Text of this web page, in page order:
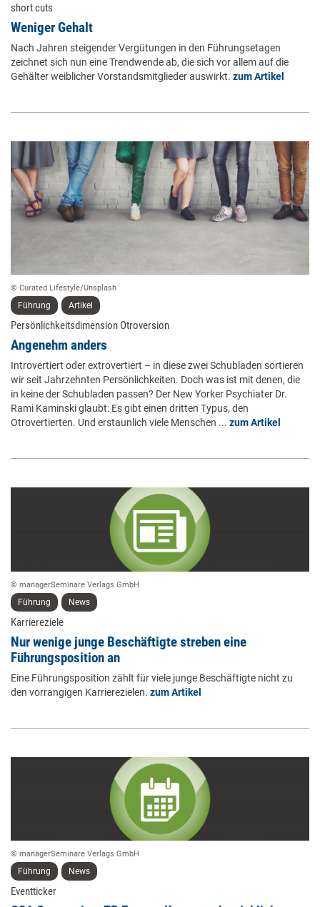
short cuts
Weniger Gehalt
Nach Jahren steigender Vergütungen in den Führungsetagen
zeichnet sich nun eine Trendwende ab, die sich vor allem auf die
Gehälter weiblicher Vorstandsmitglieder auswirkt. zum Artikel
© Curated Lifestyle/Unsplash
Führung Artikel
Persönlichkeitsdimension Otroversion
Angenehm anders
Introvertiert oder extrovertiert – in diese zwei Schubladen sortieren
wir seit Jahrzehnten Persönlichkeiten. Doch was ist mit denen, die
in keine der Schubladen passen? Der New Yorker Psychiater Dr.
Rami Kaminski glaubt: Es gibt einen dritten Typus, den
Otrovertierten. Und erstaunlich viele Menschen ... zum Artikel
© managerSeminare Verlags GmbH
Führung News
Karriereziele
Nur wenige junge Beschäftigte streben eine
Führungsposition an
Eine Führungsposition zählt für viele junge Beschäftigte nicht zu
den vorrangigen Karrierezielen. zum Artikel
© managerSeminare Verlags GmbH
Führung News
Eventticker